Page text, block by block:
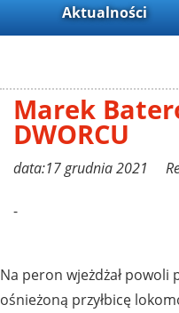
Aktualności
Marek
DWORCU
data:17 grudnia 2021
-
Na peron wjeżdżał powoli
ośnieżoną przyłbicę